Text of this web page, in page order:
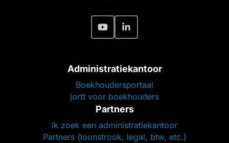
Administratiekantoor
Boekhoudersportaal
jortt voor boekhouders
Partners
Ik zoek een administratiekantoor
Partners (loonstrook, legal, btw, etc.)